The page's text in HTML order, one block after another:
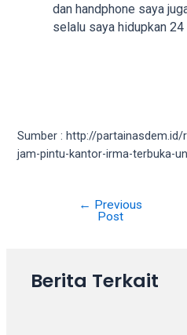
dan handphone saya
selalu saya hidupkan 24
Sumber : http://
jam-pintu-kantor-irma-terbuka-
← Previous
Post
Berita Terkait